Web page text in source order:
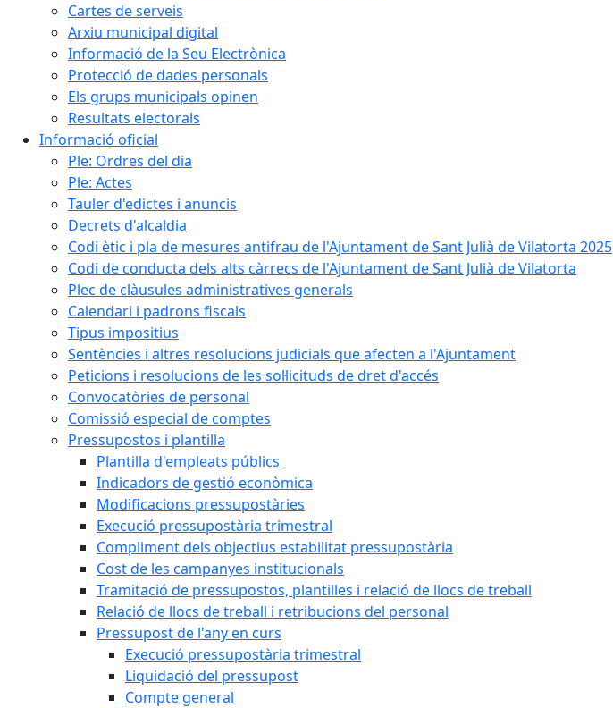
Cartes de serveis
Arxiu municipal digital
Informació de la Seu Electrònica
Protecció de dades personals
Els grups municipals opinen
Resultats electorals
Informació oficial
Ple: Ordres del dia
Ple: Actes
Tauler d'edictes i anuncis
Decrets d'alcaldia
Codi ètic i pla de mesures antifrau de l'Ajuntament de Sant Julià de Vilatorta 2025
Codi de conducta dels alts càrrecs de l'Ajuntament de Sant Julià de Vilatorta
Plec de clàusules administratives generals
Calendari i padrons fiscals
Tipus impositius
Sentències i altres resolucions judicials que afecten a l'Ajuntament
Peticions i resolucions de les sol·licituds de dret d'accés
Convocatòries de personal
Comissió especial de comptes
Pressupostos i plantilla
Plantilla d'empleats públics
Indicadors de gestió econòmica
Modificacions pressupostàries
Execució pressupostària trimestral
Compliment dels objectius estabilitat pressupostària
Cost de les campanyes institucionals
Tramitació de pressupostos, plantilles i relació de llocs de treball
Relació de llocs de treball i retribucions del personal
Pressupost de l'any en curs
Execució pressupostària trimestral
Liquidació del pressupost
Compte general